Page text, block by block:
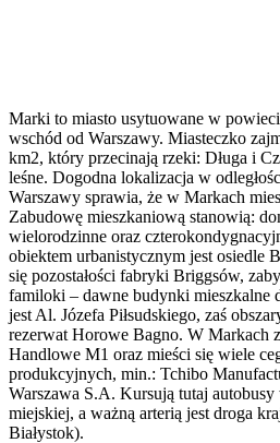
Marki to miasto usytuowane w
wschód od Warszawy. Miasteczko
km2, który przecinają rzeki: Długa i
leśne. Dogodna lokalizacja w
Warszawy sprawia, że w Markach
Zabudowę mieszkaniową stanowią:
wielorodzinne oraz
obiektem urbanistycznym jest osiedle
się pozostałości fabryki Briggsów,
familoki – dawne budynki mieszkalne
jest Al. Józefa Piłsudskiego, zaś
rezerwat Horowe Bagno. W Markach
Handlowe M1 oraz mieści się wiele
produkcyjnych, min.: Tchibo
Warszawa S.A. Kursują tutaj
miejskiej, a ważną arterią jest droga
Białystok).